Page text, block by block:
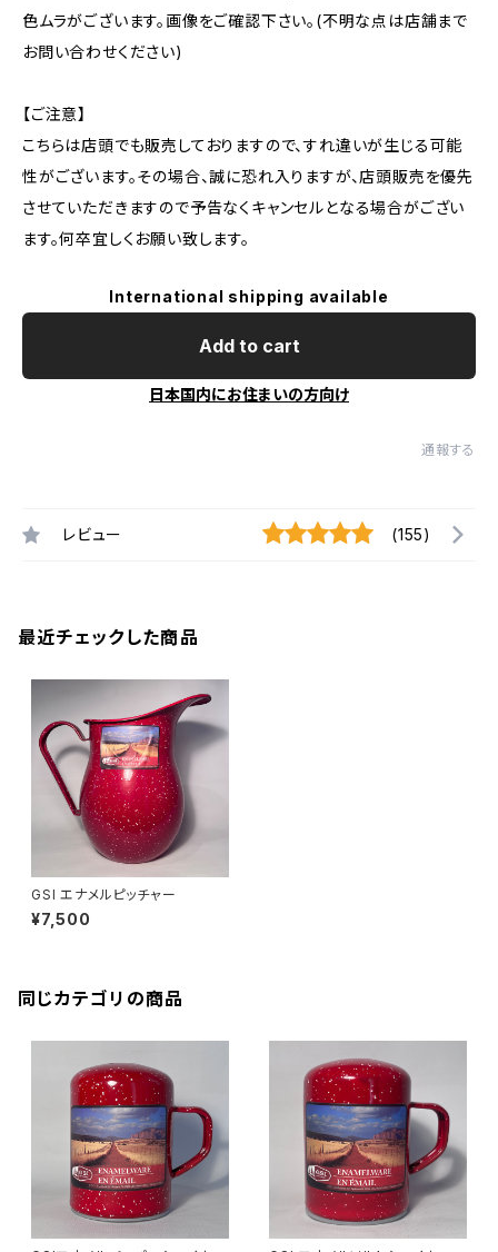
色ムラがございます。画像をご確認下さい。(不明な点は店舗まで
お問い合わせください)
【ご注意】
こちらは店頭でも販売しておりますので、すれ違いが生じる可能
性がございます。その場合、誠に恐れ入りますが、店頭販売を優先
させていただきますので予告なくキャンセルとなる場合がござい
ます。何卒宜しくお願い致します。
International shipping available
Add to cart
日本国内にお住まいの方向け
通報する
レビュー (155)
最近チェックした商品
GSI エナメルピッチャー
¥7,500
同じカテゴリの商品